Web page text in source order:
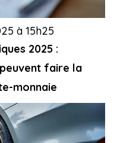
2025 :
faire la
monnaie
à 15h25